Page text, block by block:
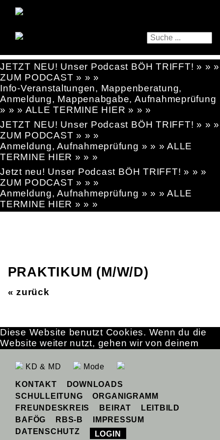
JETZT NEU! Unser Podcast BÖH TRIFFT! » » »
ZUM PODCAST » » »
Info-Veranstaltungen, Mappenberatung,
Anmeldung, Mappenabgabe, Aufnahmeprüfung
» » » ALLE TERMINE HIER » » »
JETZT NEU! Unser Podcast BÖH TRIFFT! » » »
ZUM PODCAST » » »
Anmeldung, Aufnahmeprüfung » » » ALLE
TERMINE HIER » » »
Jetzt neu! Unser Podcast BÖH TRIFFT! » » »
ZUM PODCAST » » »
Anmeldung, Aufnahmeprüfung » » » ALLE
TERMINE HIER » » »
PRAKTIKUM (M/W/D)
« zurück
KD & MD Mode
KONTAKT
DOWNLOADS
SCHULLEITUNG
ORGANIGRAMM
FREUNDESKREIS
BEIRAT
LEITBILD
BAFÖG
RBS-B
IMPRESSUM
DATENSCHUTZ
LOGIN
Diese Website benutzt Cookies. Wenn du die
Website weiter nutzt, gehen wir von deinem